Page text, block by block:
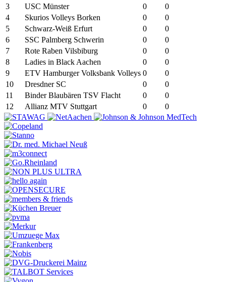
3
USC Münster 0
0
4
Skurios Volleys Borken 0
0
5
Schwarz-Weiß Erfurt 0
0
6
SSC Palmberg Schwerin 0
0
7
Rote Raben Vilsbiburg 0
0
8
Ladies in Black Aachen 0
0
9
ETV Hamburger Volksbank Volleys 0
0
10
Dresdner SC 0
0
11
Binder Blaubären TSV Flacht 0
0
12
Allianz MTV Stuttgart 0 0